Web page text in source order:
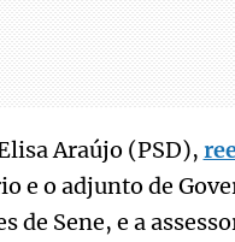
Araújo (PSD),
e o adjunto de
Sene, e a